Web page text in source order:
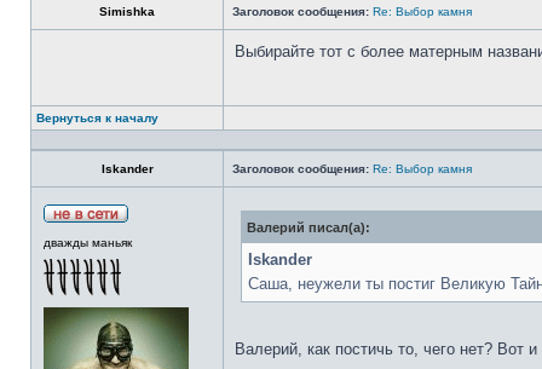
Simishka Заголовок сообщения: Re: Выбор камня
Выбирайте тот с более матерным
Вернуться к началу
Iskander Заголовок сообщения: Re: Выбор камня
дважды маньяк
Валерий писал(а):
Iskander
Саша, неужели ты постиг Великую
Валерий, как постичь то, чего нет? Вот